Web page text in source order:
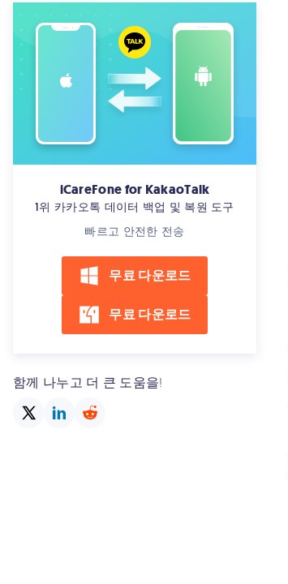
iCareFone for KakaoTalk
1위 카카오톡 데이터 백업 및 복원 도구
빠르고 안전한 전송
무료 다운로드
무료 다운로드
함께 나누고 더 큰 도움을!